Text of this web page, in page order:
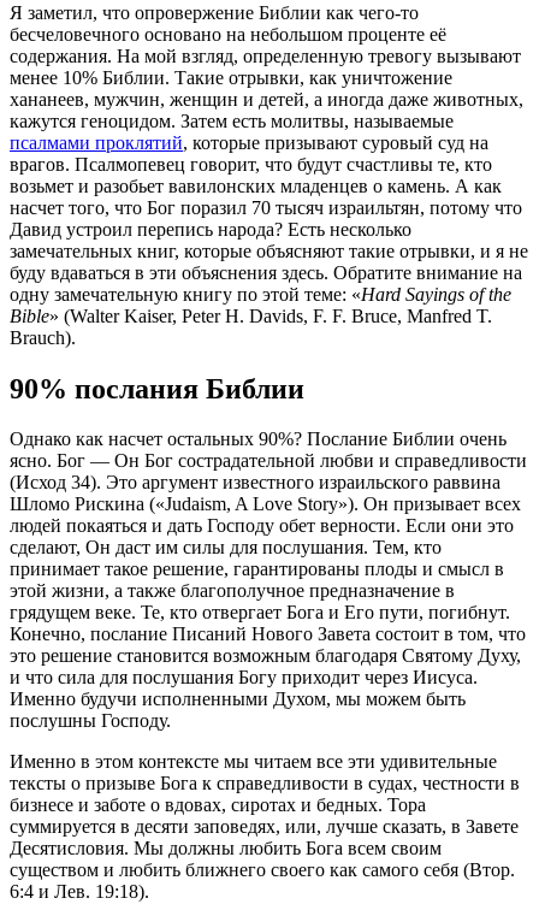
Я заметил, что опровержение Библии как чего-то
бесчеловечного основано на небольшом проценте её
содержания. На мой взгляд, определенную тревогу вызывают
менее 10% Библии. Такие отрывки, как уничтожение
хананеев, мужчин, женщин и детей, а иногда даже животных,
кажутся геноцидом. Затем есть молитвы, называемые
псалмами проклятий, которые призывают суровый суд на
врагов. Псалмопевец говорит, что будут счастливы те, кто
возьмет и разобьет вавилонских младенцев о камень. А как
насчет того, что Бог поразил 70 тысяч израильтян, потому что
Давид устроил перепись народа? Есть несколько
замечательных книг, которые объясняют такие отрывки, и я не
буду вдаваться в эти объяснения здесь. Обратите внимание на
одну замечательную книгу по этой теме: «Hard Sayings of the
Bible» (Walter Kaiser, Peter H. Davids, F. F. Bruce, Manfred T.
Brauch).
90% послания Библии
Однако как насчет остальных 90%? Послание Библии очень
ясно. Бог — Он Бог сострадательной любви и справедливости
(Исход 34). Это аргумент известного израильского раввина
Шломо Рискина («Judaism, A Love Story»). Он призывает всех
людей покаяться и дать Господу обет верности. Если они это
сделают, Он даст им силы для послушания. Тем, кто
принимает такое решение, гарантированы плоды и смысл в
этой жизни, а также благополучное предназначение в
грядущем веке. Те, кто отвергает Бога и Его пути, погибнут.
Конечно, послание Писаний Нового Завета состоит в том, что
это решение становится возможным благодаря Святому Духу,
и что сила для послушания Богу приходит через Иисуса.
Именно будучи исполненными Духом, мы можем быть
послушны Господу.
Именно в этом контексте мы читаем все эти удивительные
тексты о призыве Бога к справедливости в судах, честности в
бизнесе и заботе о вдовах, сиротах и ​​бедных. Тора
суммируется в десяти заповедях, или, лучше сказать, в Завете
Десятисловия. Мы должны любить Бога всем своим
существом и любить ближнего своего как самого себя (Втор.
6:4 и Лев. 19:18).